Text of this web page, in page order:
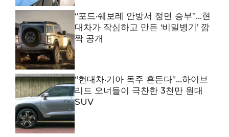
“포드·쉐보레 안방서 정면 승부”…현
대차가 작심하고 만든 ‘비밀병기’ 깜
짝 공개
“현대차·기아 독주 흔든다”…하이브
리드 오너들이 극찬한 3천만 원대
SUV